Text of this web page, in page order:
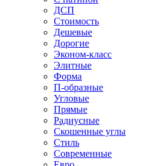
ДСП
Стоимость
Дешевые
Дорогие
Эконом-класс
Элитные
Форма
П-образные
Угловые
Прямые
Радиусные
Скошенные углы
Стиль
Современные